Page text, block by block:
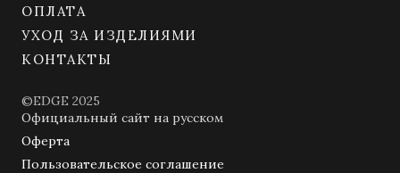
©EDGE 2025
Официальный сайт на русском
Оферта
Пользовательское соглашение
ОПЛАТА
УХОД ЗА ИЗДЕЛИЯМИ
КОНТАКТЫ